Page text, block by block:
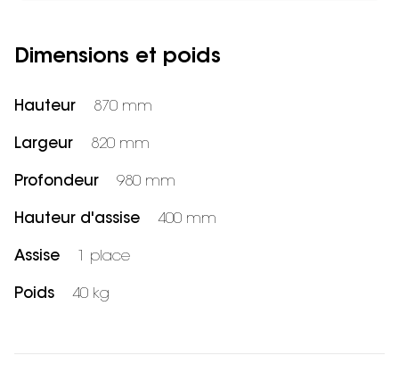
Dimensions et poids
Hauteur 870 mm
Largeur 820 mm
Profondeur 980 mm
Hauteur d'assise 400 mm
Assise 1 place
Poids 40 kg